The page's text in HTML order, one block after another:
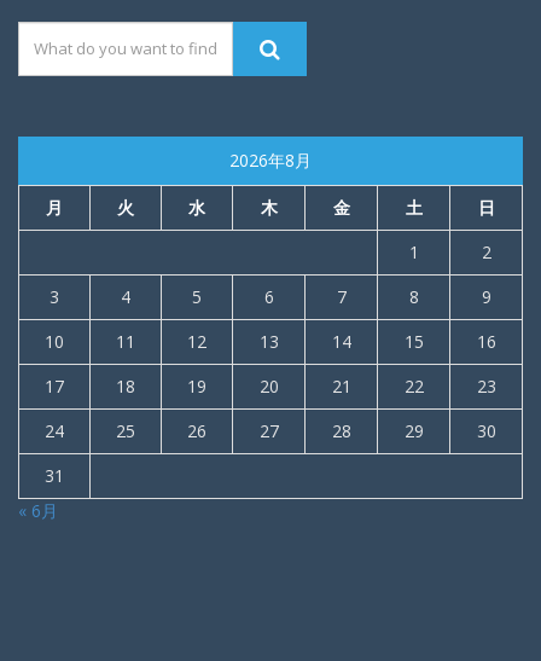
2026年8月
月 火 水 木 金 土
日
1
2
3
4 5 6 7 8
9
10
11 12 13 14 15
16
17
18 19 20 21 22
23
24
25 26 27 28 29
30
31
« 6月